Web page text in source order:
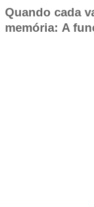
Quando cada
memória: A